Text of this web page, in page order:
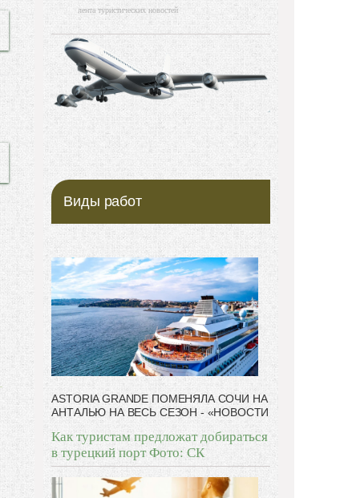
Видео новости
лента туристических новостей
Виды работ
ASTORIA GRANDE ПОМЕНЯЛА СОЧИ НА
АНТАЛЬЮ НА ВЕСЬ СЕЗОН - «НОВОСТИ
Как туристам предложат добираться
в турецкий порт Фото: СК